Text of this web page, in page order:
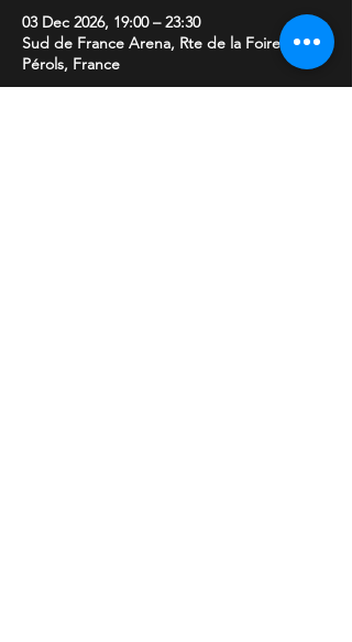
03 Dec 2026, 19:00 – 23:30
Sud de France Arena, Rte de la Foire, 34470
Pérols, France